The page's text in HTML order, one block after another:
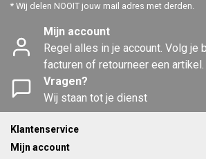
* Wij delen NOOIT jouw mail adres met derden.
Mijn account
Regel alles in je account. Volg je
facturen of retourneer een artikel.
Vragen?
Wij staan tot je dienst
Klantenservice
Mijn account